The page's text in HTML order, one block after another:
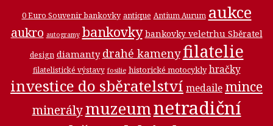
0 Euro Souvenir bankovky antique Antium Aurum aukce
aukro autogramy bankovky bankovky veletrhu Sběratel
design diamanty drahé kamenyfilatelie
filatelistické výstavy fosilie historické motocykly hračky
investice do sběratelství medaile mince
minerálymuzeumnetradiční